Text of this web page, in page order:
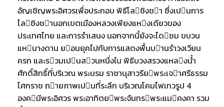
อัญเชิญพระอิศวรเพื่อประกอบ พิธีโลชิงชา ซึ่งเปนการ
โลชิงชานอกเขตเมืองหลวงเพียงแหงเดียวของ
ประเทศไทย และการรําเสนง นอกจากนี้ยังจะไดชม ขบวน
แหนางดาน ยอนยุคไปกับการแสดงพื้นบานรําวงเวียน
ครก และรวมเปนสวนหนึ่งใน พิธีบวงสรวงแหลงนํ้า
ศักดิ์สิทธิ์ที่บริเวณ พระบรม ราชานุสาวรียพระเจาศรีธรรม
โศกราช ถายภาพเปนที่ระลึก บริเวณโคมไฟเทวรูป 4
องคมีพระอิศวร พระอาทิตยพระจันทรพระแมคงคา รวม